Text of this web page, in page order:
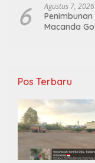
6 Agustus 7, 2026
Macanda
Pos Terbaru